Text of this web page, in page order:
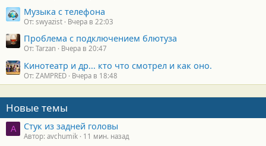
Музыка с телефона
От: swyazist Вчера в 22:03
Проблема с подключением блютуза
От: Tarzan Вчера в 20:47
Кинотеатр и др... кто что смотрел и как оно.
От: ZAMPRED Вчера в 18:48
Новые темы
A Стук из задней головы
Автор: avchumik 11 мин. назад